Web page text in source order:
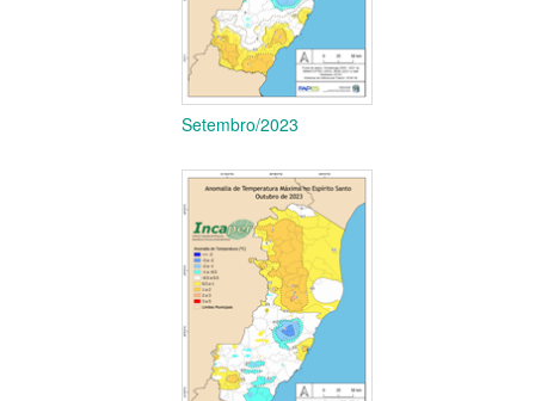
Setembro/2023